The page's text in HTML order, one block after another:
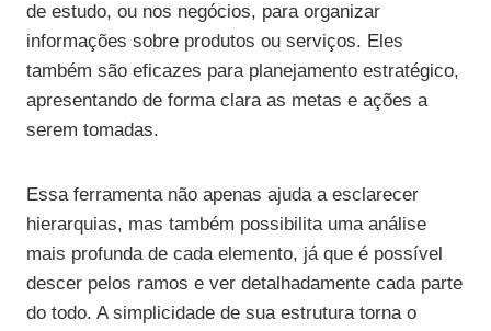
de estudo, ou nos negócios, para organizar
informações sobre produtos ou serviços. Eles
também são eficazes para planejamento estratégico,
apresentando de forma clara as metas e ações a
serem tomadas.
Essa ferramenta não apenas ajuda a esclarecer
hierarquias, mas também possibilita uma análise
mais profunda de cada elemento, já que é possível
descer pelos ramos e ver detalhadamente cada parte
do todo. A simplicidade de sua estrutura torna o